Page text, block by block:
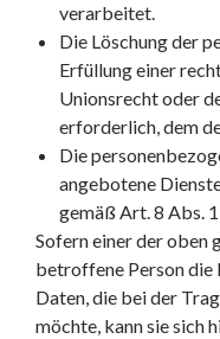
verarbeitet.
Die Löschung der
Erfüllung einer
Unionsrecht oder
erforderlich, dem
Die
angebotene
gemäß Art. 8 Abs.
Sofern einer der oben
betroffene Person die
Daten, die bei der
möchte, kann sie sich